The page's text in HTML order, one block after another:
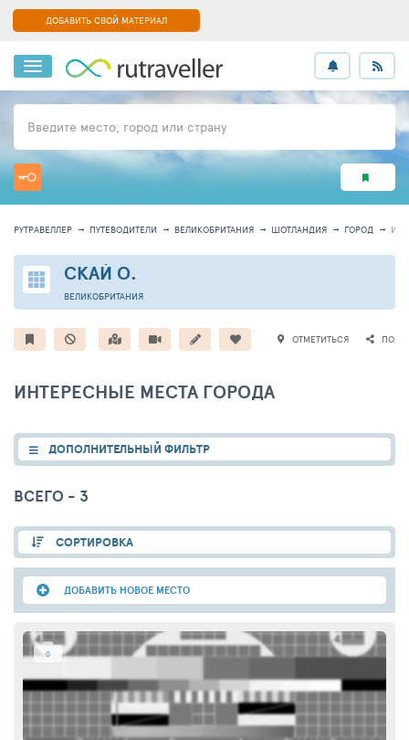
ДОБАВИТЬ СВОЙ МАТЕРИАЛ
Введите место, город или страну
РУТРАВЕЛЛЕР ПУТЕВОДИТЕЛИ ВЕЛИКОБРИТАНИЯ ШОТЛАНДИЯ ГОРОД
СКАЙ О.
ВЕЛИКОБРИТАНИЯ
ОТМЕТИТЬСЯ
ИНТЕРЕСНЫЕ МЕСТА ГОРОДА
ДОПОЛНИТЕЛЬНЫЙ ФИЛЬТР
ВСЕГО - 3
СОРТИРОВКА
ДОБАВИТЬ НОВОЕ МЕСТО
0